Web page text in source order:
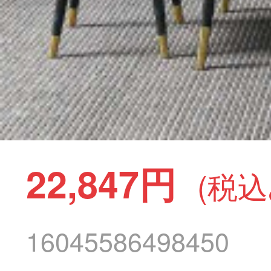
22,847円 (税
16045586498450